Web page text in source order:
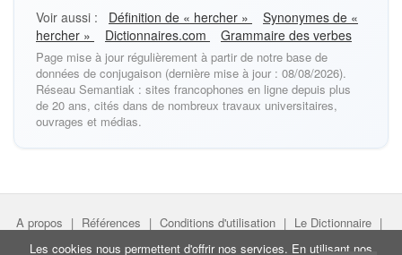
Voir aussi : Définition de « hercher »
Synonymes de «
hercher »
Dictionnaires.com Grammaire des verbes
Page mise à jour régulièrement à partir de notre base de
données de conjugaison (dernière mise à jour : 08/08/2026).
Réseau Semantiak : sites francophones en ligne depuis plus
de 20 ans, cités dans de nombreux travaux universitaires,
ouvrages et médias.
A propos | Références | Conditions d'utilisation | Le Dictionnaire |
Faire un lien | Liens utiles
Les cookies nous permettent d'offrir nos services. En utilisant nos